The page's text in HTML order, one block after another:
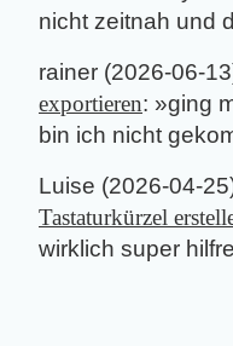
nicht zeitnah und
rainer (2026-06-13
exportieren: »ging
bin ich nicht
Luise (2026-04-25
Tastaturkürzel
wirklich super